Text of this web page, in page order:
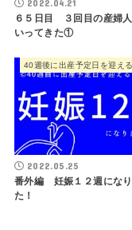
2022.04.21
６５日目 ３回目の産婦
いってきた①
40週後に出産予定日を迎え
2022.05.25
番外編 妊娠１２週にな
た！